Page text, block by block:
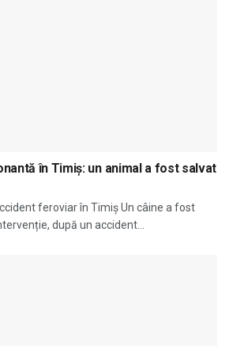
în Timiș: un animal a fost salvat
feroviar în Timiș Un câine a fost
după un accident...